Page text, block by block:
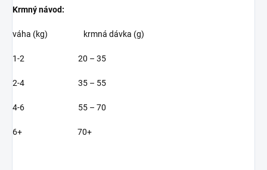
Krmný návod:
váha (kg) krmná dávka (g)
1-2 20 – 35
2-4 35 – 55
4-6 55 – 70
6+ 70+